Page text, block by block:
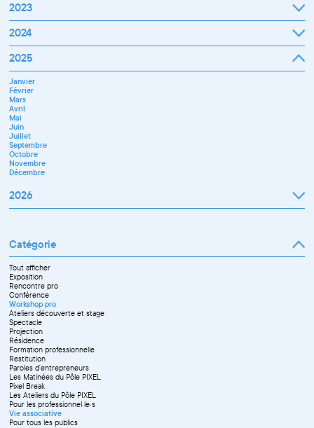
2023
Janvier
Mars
Avril
Juin
Septembre
Octobre
Novembre
Décembre
2024
Janvier
Mars
Avril
Mai
Juin
Juillet
Septembre
Novembre
Décembre
2025
Janvier
Février
Mars
Avril
Mai
Juin
Juillet
Septembre
Octobre
Novembre
Décembre
2026
Avril
Mai
Juin
Septembre
Octobre
Novembre
Catégorie
Tout afficher
Exposition
Rencontre pro
Conférence
Workshop pro
Ateliers découverte et stage
Spectacle
Projection
Résidence
Formation professionnelle
Restitution
Paroles d'entrepreneurs
Les Matinées du Pôle PIXEL
Pixel Break
Les Ateliers du Pôle PIXEL
Pour les professionnel·le·s
Vie associative
Pour tous les publics